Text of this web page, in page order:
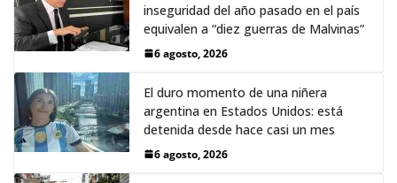
inseguridad del año pasado en el país
equivalen a “diez guerras de Malvinas”
6 agosto, 2026
El duro momento de una niñera
argentina en Estados Unidos: está
detenida desde hace casi un mes
6 agosto, 2026